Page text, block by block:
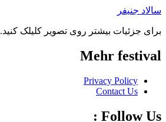
سالاد جنیفر
برای جزئیات بیشتر روی تصویر کلیلک کنید.
Mehr festival
Privacy Policy
Contact Us
Follow Us :